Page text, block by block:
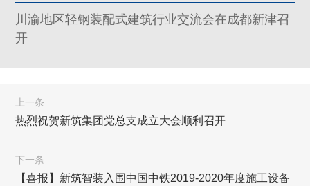
川渝地区轻钢装配式建筑行业交流会在成都新津召
开
上一条
热烈祝贺新筑集团党总支成立大会顺利召开
下一条
【喜报】新筑智装入围中国中铁2019-2020年度施工设备